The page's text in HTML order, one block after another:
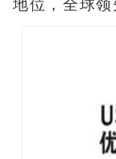
地位，全球领